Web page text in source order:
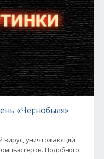
«Чернобыля»
вирус, уничтожающий
Подобного